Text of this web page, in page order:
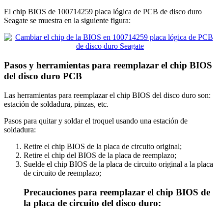
El chip BIOS de 100714259 placa lógica de PCB de disco duro
Seagate se muestra en la siguiente figura:
Pasos y herramientas para reemplazar el chip BIOS
del disco duro PCB
Las herramientas para reemplazar el chip BIOS del disco duro son:
estación de soldadura, pinzas, etc.
Pasos para quitar y soldar el troquel usando una estación de
soldadura:
Retire el chip BIOS de la placa de circuito original;
Retire el chip del BIOS de la placa de reemplazo;
Suelde el chip BIOS de la placa de circuito original a la placa
de circuito de reemplazo;
Precauciones para reemplazar el chip BIOS de
la placa de circuito del disco duro: